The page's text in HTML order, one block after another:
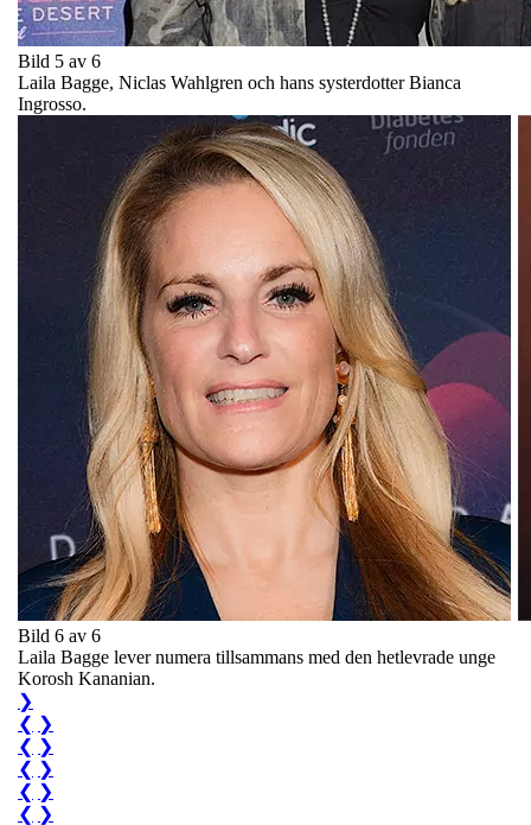
Bild 5 av 6
Laila Bagge, Niclas Wahlgren och hans systerdotter Bianca
Ingrosso.
Bild 6 av 6
Laila Bagge lever numera tillsammans med den hetlevrade unge
Korosh Kananian.
❯
❮ ❯
❮ ❯
❮ ❯
❮ ❯
❮ ❯